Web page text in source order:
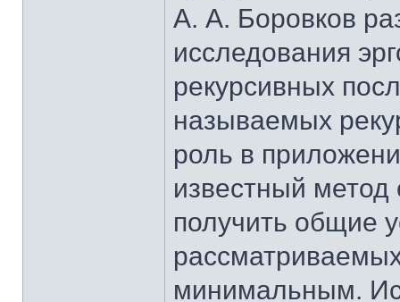
А. А. Боровков
исследования
рекурсивных
называемых
роль в
известный
получить общие
минимальным.